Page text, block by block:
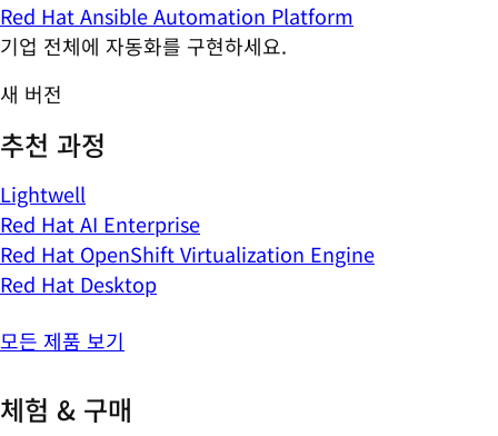
Red Hat Ansible Automation Platform
기업 전체에 자동화를 구현하세요.
새 버전
추천 과정
Lightwell
Red Hat AI Enterprise
Red Hat OpenShift Virtualization Engine
Red Hat Desktop
모든 제품 보기
체험 & 구매